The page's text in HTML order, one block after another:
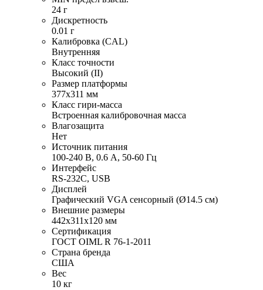
24 г
Дискретность
0.01 г
Калибровка (CAL)
Внутренняя
Класс точности
Высокий (II)
Размер платформы
377х311 мм
Класс гири-масса
Встроенная калибровочная масса
Влагозащита
Нет
Источник питания
100-240 В, 0.6 А, 50-60 Гц
Интерфейс
RS-232C, USB
Дисплей
Графический VGA сенсорный (Ø14.5 см)
Внешние размеры
442х311х120 мм
Сертификация
ГОСТ OIML R 76-1-2011
Страна бренда
США
Вес
10 кг